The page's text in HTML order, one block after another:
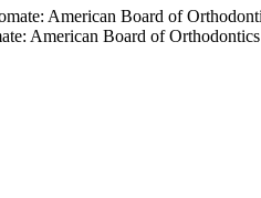
American Board of Orthodontics